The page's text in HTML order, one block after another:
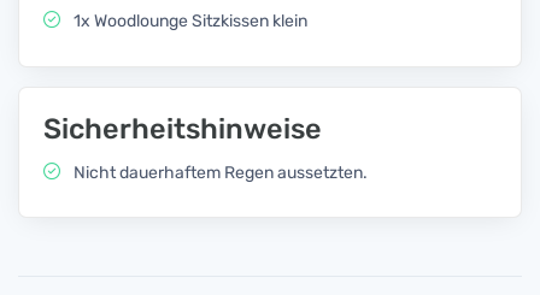
1x Woodlounge Sitzkissen klein
Sicherheitshinweise
Nicht dauerhaftem Regen aussetzten.